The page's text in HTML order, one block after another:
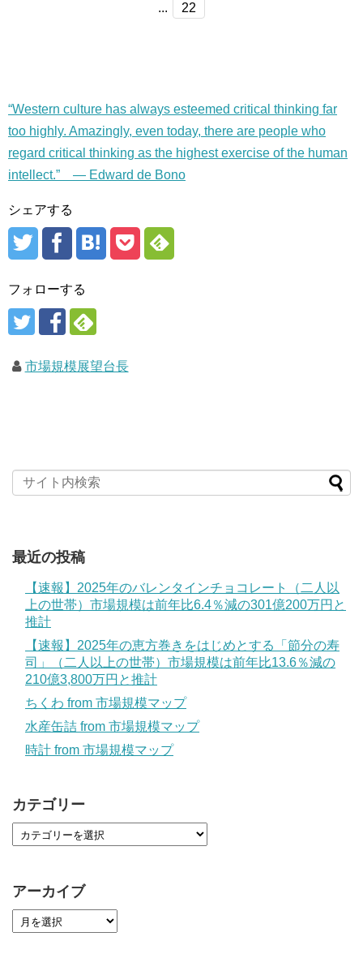
... 22
“Western culture has always esteemed critical thinking far
too highly. Amazingly, even today, there are people who
regard critical thinking as the highest exercise of the human
intellect.” — Edward de Bono
シェアする
フォローする
市場規模展望台長
最近の投稿
【速報】2025年のバレンタインチョコレート（二人以
上の世帯）市場規模は前年比6.4％減の301億200万円と
推計
【速報】2025年の恵方巻きをはじめとする「節分の寿
司」（二人以上の世帯）市場規模は前年比13.6％減の
210億3,800万円と推計
ちくわ from 市場規模マップ
水産缶詰 from 市場規模マップ
時計 from 市場規模マップ
カテゴリー
アーカイブ